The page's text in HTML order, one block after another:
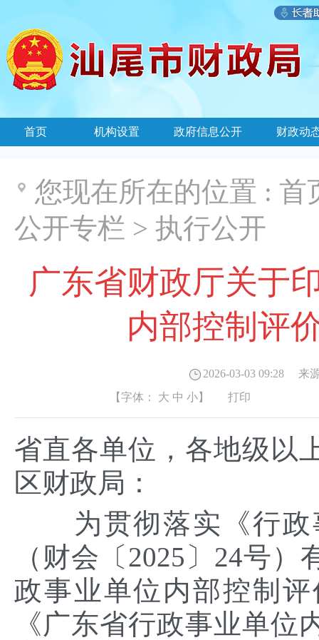
首页 机构设置 政府信息公开 财政动
您现在所在的位置 : 首
公开专栏 > 执行公开
广东省财政厅关于
内部控制评
2026-03-03 09:28 来
【字体： 大 中 小】 打印
省直各单位，各地级以
区财政局：
为贯彻落实《行政
（财会〔2025〕24号
政事业单位内部控制
《广东省行政事业单